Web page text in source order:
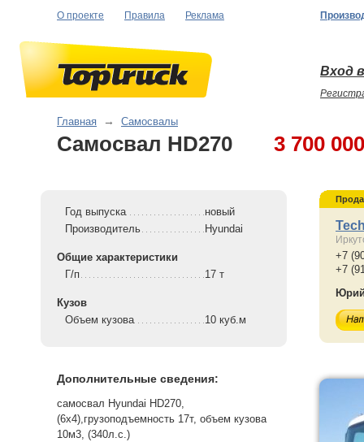
О проекте Правила Реклама
Вход
Главная → Самосвалы
Самосвал HD270 3 700
Год выпуска
новый
Производитель
Hyundai
Общие характеристики
Г/п
17 т
Кузов
Объем кузова
10 куб.м
Дополнительные сведения:
самосвал Hyundai HD270,
(6х4),грузоподъемность 17т, объем кузова
10м3, (340л.с.)
+7
+7